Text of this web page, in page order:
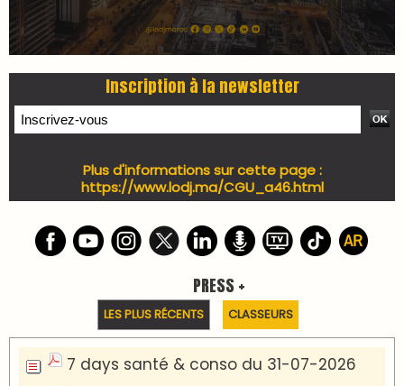
Inscription à la newsletter
Plus d'informations sur cette page :
https://www.lodj.ma/CGU_a46.html
PRESS +
LES PLUS RÉCENTS CLASSEURS
7 days santé & conso du 31-07-2026